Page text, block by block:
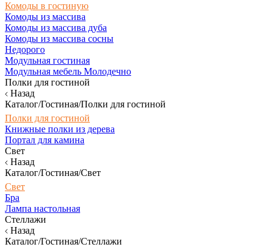
Комоды в гостиную
Комоды из массива
Комоды из массива дуба
Комоды из массива сосны
Недорого
Модульная гостиная
Модульная мебель Молодечно
Полки для гостиной
Назад
Каталог/Гостиная/Полки для гостиной
Полки для гостиной
Книжные полки из дерева
Портал для камина
Свет
Назад
Каталог/Гостиная/Свет
Свет
Бра
Лампа настольная
Стеллажи
Назад
Каталог/Гостиная/Стеллажи